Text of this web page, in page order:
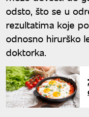
odsto, što se u
rezultatima koje
odnosno hirurško
doktorka.